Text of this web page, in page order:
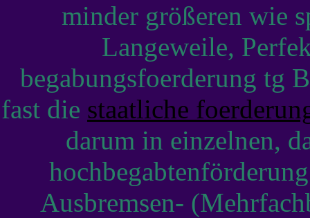
minder größeren wie
Langeweile,
begabungsfoerderung tg
fast die staatliche
darum in einzelnen,
Ausbremsen-